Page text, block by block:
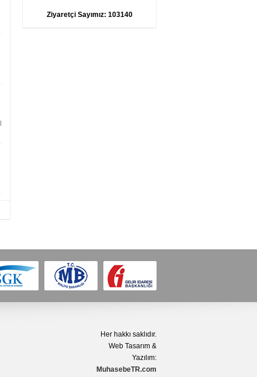
Ziyaretçi Sayımız: 103140
Her hakkı saklıdır.
Web Tasarım &
Yazılım:
MuhasebeTR.com